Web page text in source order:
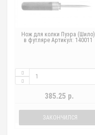
Нож для колки Пуэра (Шило)
в футляре Артикул: 140011
385.25 р.
ЗАКОНЧИЛСЯ